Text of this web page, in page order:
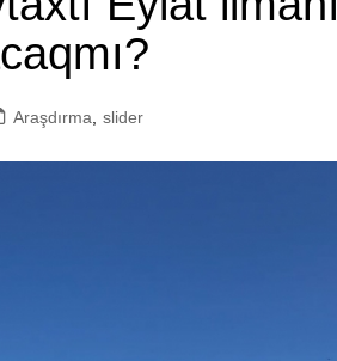
Araşdırma slider